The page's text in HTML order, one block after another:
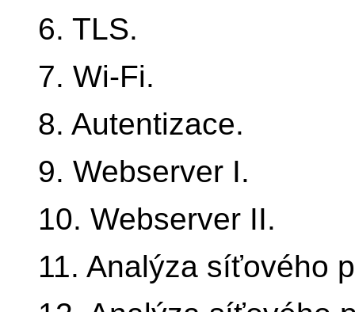
6. TLS.
7. Wi-Fi.
8. Autentizace.
9. Webserver I.
10. Webserver II.
11. Analýza síťového